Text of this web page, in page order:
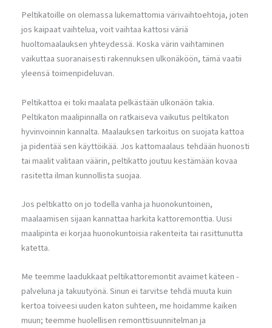
Peltikatoille on olemassa lukemattomia värivaihtoehtoja, joten
jos kaipaat vaihtelua, voit vaihtaa kattosi väriä
huoltomaalauksen yhteydessä. Koska värin vaihtaminen
vaikuttaa suoranaisesti rakennuksen ulkonäköön, tämä vaatii
yleensä toimenpideluvan.
Peltikattoa ei toki maalata pelkästään ulkonäön takia.
Peltikaton maalipinnalla on ratkaiseva vaikutus peltikaton
hyvinvoinnin kannalta. Maalauksen tarkoitus on suojata kattoa
ja pidentää sen käyttöikää. Jos kattomaalaus tehdään huonosti
tai maalit valitaan väärin, peltikatto joutuu kestämään kovaa
rasitetta ilman kunnollista suojaa.
Jos peltikatto on jo todella vanha ja huonokuntoinen,
maalaamisen sijaan kannattaa harkita kattoremonttia. Uusi
maalipinta ei korjaa huonokuntoisia rakenteita tai rasittunutta
katetta.
Me teemme laadukkaat peltikattoremontit avaimet käteen -
palveluna ja takuutyönä. Sinun ei tarvitse tehdä muuta kuin
kertoa toiveesi uuden katon suhteen, me hoidamme kaiken
muun; teemme huolellisen remonttisuunnitelman ja